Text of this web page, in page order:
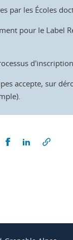
par les Écoles
pour le Label
accepte, sur
Partager sur
Partager